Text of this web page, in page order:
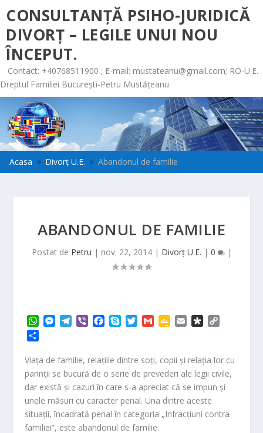
CONSULTANȚĂ PSIHO-JURIDICĂ
DIVORȚ – LEGILE UNUI NOU
ÎNCEPUT.
Contact: +40768511900 ; E-mail: mustateanu@gmail.com; RO-U.E.
Dreptul Familiei București-Petru Mustățeanu
Acasa 9 Divorț U.E. 9 Abandonul de familie
ABANDONUL DE FAMILIE
Postat de Petru | nov. 22, 2014| Divorț U.E. | 0 |
W
t
A
p
p
M
s
n
g
e
r
T
e
r
a
m
V
e
e
o
o
k
p
e
T
t
e
r
G
i
l
G
g
e
C
l
a
i
D
s
p
o
r
a
y
L
i
n
r
t
a
j
e
a
z
Viaţa de familie, relaţiile dintre soţi, copii şi relaţia lor cu
parinţii se bucură de o serie de prevederi ale legii civile,
dar există şi cazuri în care s-a apreciat că se impun şi
unele măsuri cu caracter penal. Una dintre aceste
situaţii, încadrată penal în categoria „Infracţiuni contra
familiei”, este abandonul de familie.